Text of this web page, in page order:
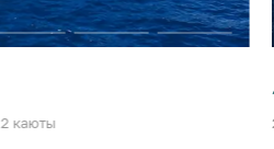
2 каюты